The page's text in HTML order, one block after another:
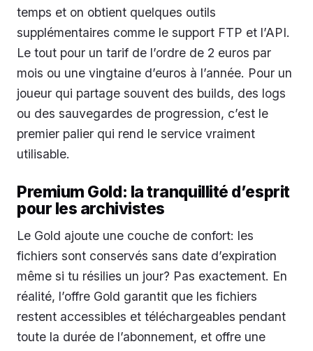
temps et on obtient quelques outils
supplémentaires comme le support FTP et l’API.
Le tout pour un tarif de l’ordre de 2 euros par
mois ou une vingtaine d’euros à l’année. Pour un
joueur qui partage souvent des builds, des logs
ou des sauvegardes de progression, c’est le
premier palier qui rend le service vraiment
utilisable.
Premium Gold: la tranquillité d’esprit
pour les archivistes
Le Gold ajoute une couche de confort: les
fichiers sont conservés sans date d’expiration
même si tu résilies un jour? Pas exactement. En
réalité, l’offre Gold garantit que les fichiers
restent accessibles et téléchargeables pendant
toute la durée de l’abonnement, et offre une